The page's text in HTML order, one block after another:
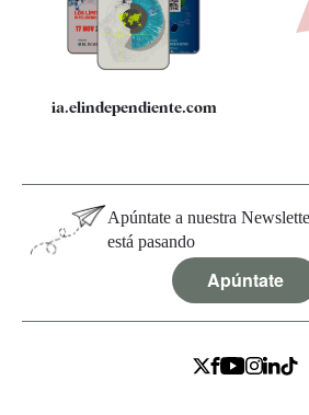
Especificaciones
ia.elindependiente.com
Apúntate a nuestra
está pasando
Apúntate